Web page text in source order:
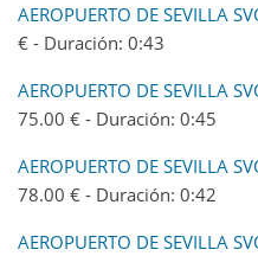
AEROPUERTO DE SEVILLA
€ - Duración: 0:43
AEROPUERTO DE SEVILLA
75.00 € - Duración: 0:45
AEROPUERTO DE SEVILLA
78.00 € - Duración: 0:42
AEROPUERTO DE SEVILLA